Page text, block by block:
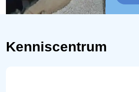
Kenniscentrum